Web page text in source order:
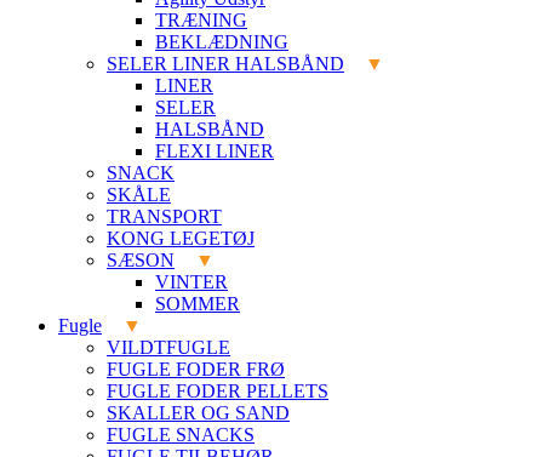
TRÆNING
BEKLÆDNING
SELER LINER HALSBÅND
LINER
SELER
HALSBÅND
FLEXI LINER
SNACK
SKÅLE
TRANSPORT
KONG LEGETØJ
SÆSON
VINTER
SOMMER
Fugle
VILDTFUGLE
FUGLE FODER FRØ
FUGLE FODER PELLETS
SKALLER OG SAND
FUGLE SNACKS